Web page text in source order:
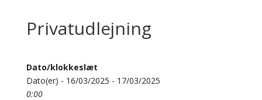
Privatudlejning
Dato/klokkeslæt
Dato(er) - 16/03/2025 - 17/03/2025
0:00